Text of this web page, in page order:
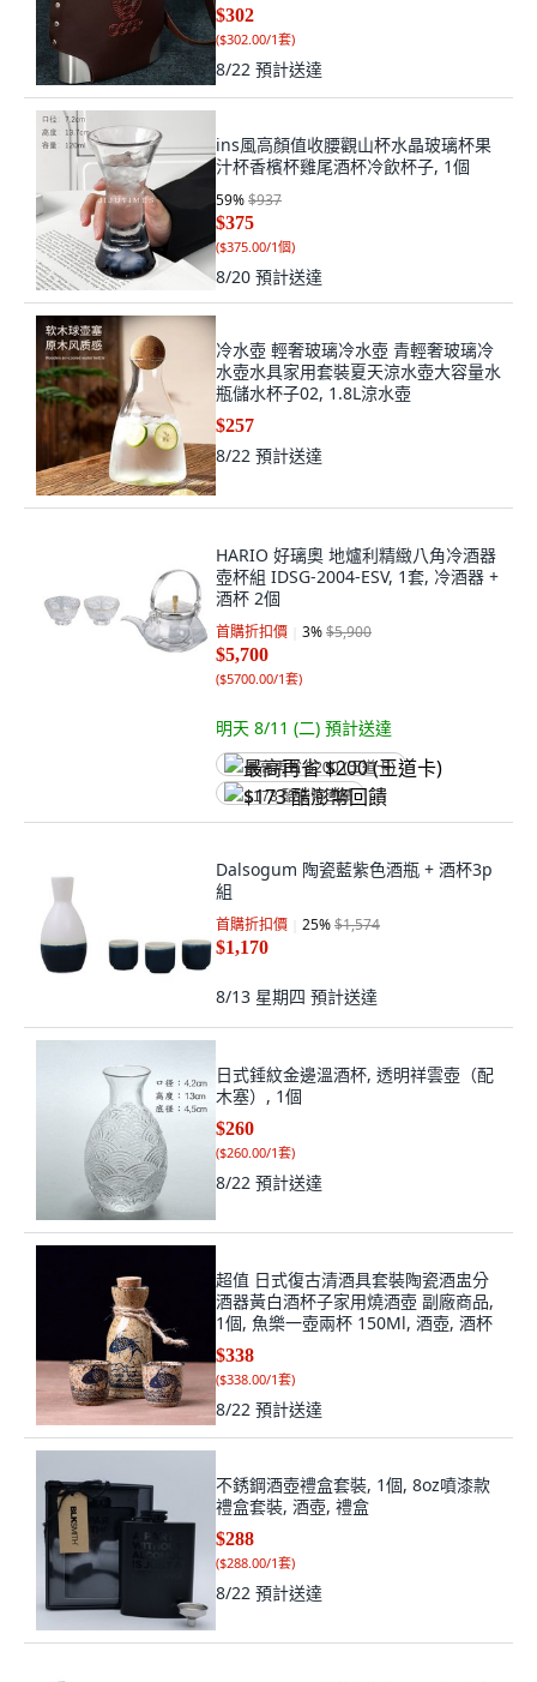
$302
($302.00/1套)
8/22 預計送達
ins風高顏值收腰觀山杯水晶玻璃杯果
汁杯香檳杯雞尾酒杯冷飲杯子, 1個
59%$937
$375
($375.00/1個)
8/20 預計送達
冷水壺 輕奢玻璃冷水壺 青輕奢玻璃冷
水壺水具家用套裝夏天涼水壺大容量水
瓶儲水杯子02, 1.8L涼水壺
$257
8/22 預計送達
HARIO 好璃奧 地爐利精緻八角冷酒器
壺杯組 IDSG-2004-ESV, 1套, 冷酒器 +
酒杯 2個
首購折扣價 3%$5,900
$5,700
($5700.00/1套)
明天 8/11 (二) 預計送達
最高再省 $200 (王道卡)
$173 酷澎幣回饋
Dalsogum 陶瓷藍紫色酒瓶 + 酒杯3p
組
首購折扣價 25%$1,574
$1,170
8/13 星期四 預計送達
日式錘紋金邊溫酒杯, 透明祥雲壺（配
木塞）, 1個
$260
($260.00/1套)
8/22 預計送達
超值 日式復古清酒具套裝陶瓷酒盅分
酒器黃白酒杯子家用燒酒壺 副廠商品,
1個, 魚樂一壺兩杯 150Ml, 酒壺, 酒杯
$338
($338.00/1套)
8/22 預計送達
不銹鋼酒壺禮盒套裝, 1個, 8oz噴漆款
禮盒套裝, 酒壺, 禮盒
$288
($288.00/1套)
8/22 預計送達